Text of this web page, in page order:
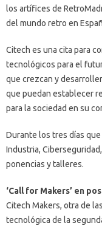
los artífices de
del mundo retro en
Citech es una cita para
tecnológicos para el
que crezcan y
que puedan establecer
para la sociedad en su
Durante los tres días
Industria,
ponencias y talleres.
‘Call for Makers’ en
Citech Makers, otra de
tecnológica de la